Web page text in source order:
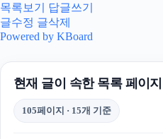
목록보기
답글쓰기
글수정 글삭제
Powered by KBoard
현재 글이 속한 목록 페이
105페이지 · 15개 기준